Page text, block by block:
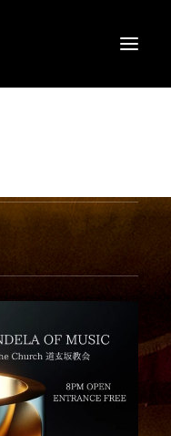
MUSIC